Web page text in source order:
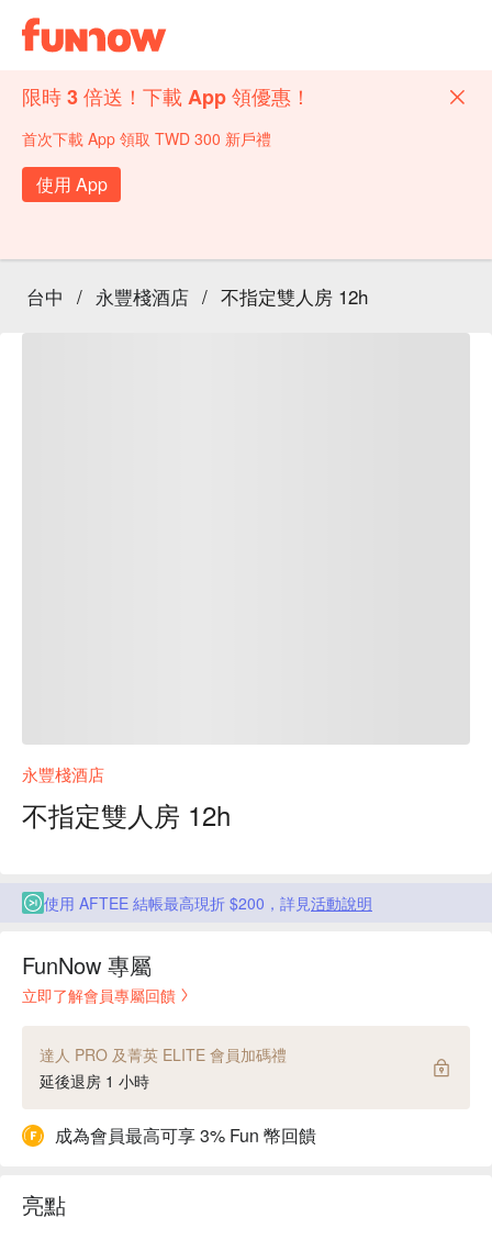
限時 3 倍送！下載 App 領優惠！
首次下載 App 領取 TWD 300 新戶禮
使用 App
台中 / 永豐棧酒店 / 不指定雙人房 12h
永豐棧酒店
不指定雙人房 12h
使用 AFTEE 結帳最高現折 $200，詳見活動說明
FunNow 專屬
立即了解會員專屬回饋
達人 PRO 及菁英 ELITE 會員加碼禮
延後退房 1 小時
成為會員最高可享 3% Fun 幣回饋
亮點